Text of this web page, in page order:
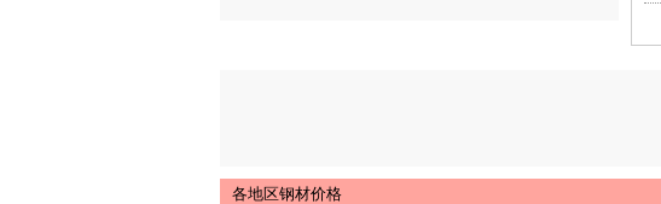
各地区钢材价格